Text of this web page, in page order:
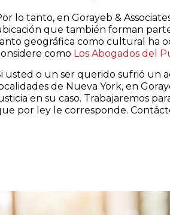
lo tanto, en Gorayeb &
que también forman
geográfica como cultural ha
como Los Abogados del
usted o un ser querido sufrió un
de Nueva York, en
en su caso. Trabajaremos
por ley le corresponde.